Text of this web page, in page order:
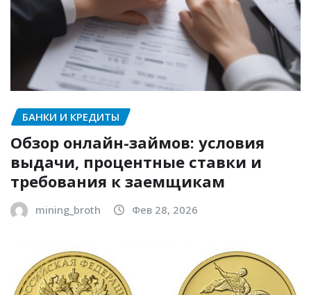
БАНКИ И КРЕДИТЫ
Обзор онлайн-займов: условия
выдачи, процентные ставки и
требования к заемщикам
mining_broth Фев 28, 2026